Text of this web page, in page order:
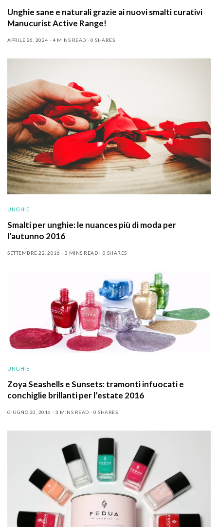
Unghie sane e naturali grazie ai nuovi smalti curativi
Manucurist Active Range!
APRILE 26, 2024 4 MINS READ 0 SHARES
UNGHIE
Smalti per unghie: le nuances più di moda per
l’autunno 2016
SETTEMBRE 22, 2016 3 MINS READ 0 SHARES
UNGHIE
Zoya Seashells e Sunsets: tramonti infuocati e
conchiglie brillanti per l’estate 2016
GIUGNO 20, 2016 3 MINS READ 0 SHARES